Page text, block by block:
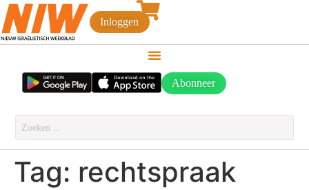
Inloggen
Abonneer
Tag: rechtspraak